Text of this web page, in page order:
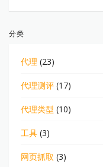
分类
代理 (23)
代理测评 (17)
代理类型 (10)
工具 (3)
网页抓取 (3)